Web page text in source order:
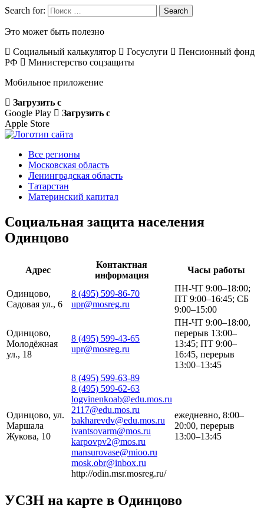
Search for: Search
Это может быть полезно
Социальный калькулятор
Госуслуги
Пенсионный фонд
РФ
Министерство соцзащиты
Мобильное приложение
Загрузить с
Google Play
Загрузить с
Apple Store
Все регионы
Московская область
Ленинградская область
Татарстан
Материнский капитал
Социальная защита населения
Одинцово
Адрес
Контактная
информация
Часы работы
Одинцово,
Садовая ул., 6
8 (495) 599-86-70
upr@mosreg.ru
ПН-ЧТ 9:00–18:00;
ПТ 9:00–16:45; СБ
9:00–15:00
Одинцово,
Молодёжная
ул., 18
8 (495) 599-43-65
upr@mosreg.ru
ПН-ЧТ 9:00–18:00,
перерыв 13:00–
13:45; ПТ 9:00–
16:45, перерыв
13:00–13:45
Одинцово, ул.
Маршала
Жукова, 10
8 (495) 599-63-89
8 (495) 599-62-63
logvinenkoab@edu.mos.ru
2117@edu.mos.ru
bakharevdv@edu.mos.ru
ivantsovarm@mos.ru
karpovpv2@mos.ru
mansurovase@mioo.ru
mosk.obr@inbox.ru
http://odin.msr.mosreg.ru/
ежедневно, 8:00–
20:00, перерыв
13:00–13:45
УСЗН на карте в Одинцово